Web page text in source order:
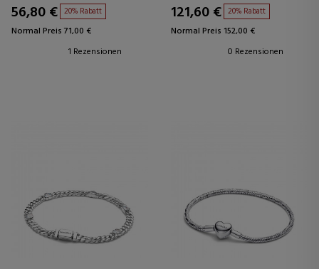
56,80 € 20% Rabatt
Normal Preis 71,00 €
1 Rezensionen
121,60 € 20% Rabatt
Normal Preis 152,00 €
0 Rezensionen